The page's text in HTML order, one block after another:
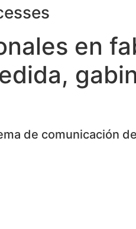
en
de comunicación